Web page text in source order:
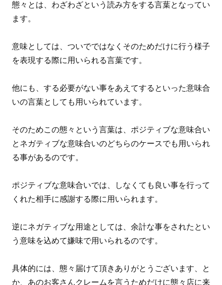
態々とは、わざわざという読み方をする言葉となってい
ます。
意味としては、ついでではなくそのためだけに行う様子
を表現する際に用いられる言葉です。
他にも、する必要がない事をあえてするといった意味合
いの言葉としても用いられています。
そのためこの態々という言葉は、ポジティブな意味合い
とネガティブな意味合いのどちらのケースでも用いられ
る事があるのです。
ポジティブな意味合いでは、しなくても良い事を行って
くれた相手に感謝する際に用いられます。
逆にネガティブな用途としては、余計な事をされたとい
う意味を込めて嫌味で用いられるのです。
具体的には、態々届けて頂きありがとうございます、と
か、あのお客さんクレームを言うためだけに態々店に来